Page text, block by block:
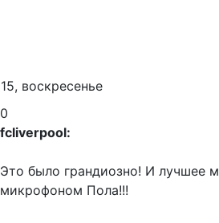
воскресенье
0
fcliverpool:
Это было грандиозно! И лучшее
микрофоном Пола!!!